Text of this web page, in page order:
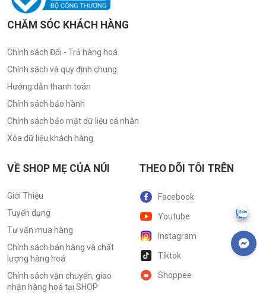
CHĂM SÓC KHÁCH HÀNG
Chính sách Đổi - Trả hàng hoá
Chính sách và quy định chung
Hướng dẫn thanh toán
Chính sách bảo hành
Chính sách bảo mật dữ liệu cá nhân
Xóa dữ liệu khách hàng
VỀ SHOP MẸ CỦA NÚI
Giới Thiệu
Tuyển dụng
Tư vấn mua hàng
Chính sách bán hàng và chất
lượng hàng hoá
Chính sách vận chuyển, giao
nhận hàng hoá tại SHOP
THEO DÕI TÔI TRÊN
Facebook
Youtube
Instagram
Tiktok
Shoppee